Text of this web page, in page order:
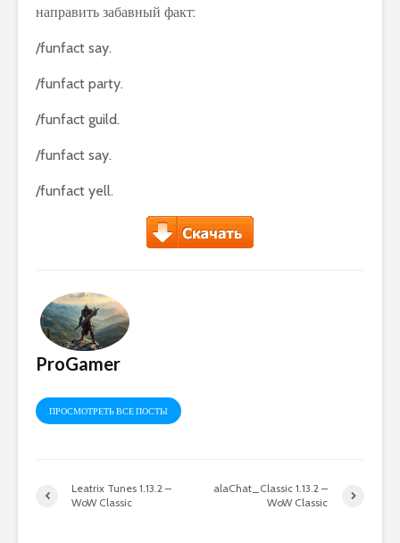
направить забавный факт:
/funfact say.
/funfact party.
/funfact guild.
/funfact say.
/funfact yell.
ProGamer
ПРОСМОТРЕТЬ ВСЕ ПОСТЫ
Leatrix Tunes 1.13.2 –
WoW Classic
alaChat_Classic 1.13.2 –
WoW Classic